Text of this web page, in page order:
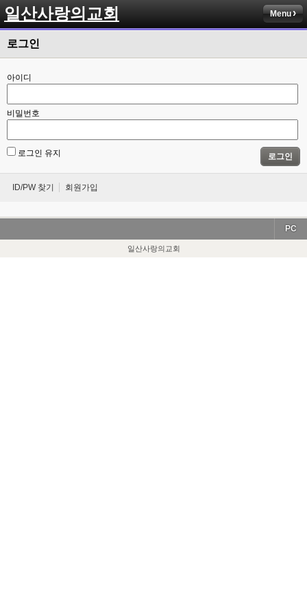
일산사랑의교회 Menu
로그인
아이디
비밀번호
로그인 유지 로그인
ID/PW 찾기 회원가입
PC
일산사랑의교회